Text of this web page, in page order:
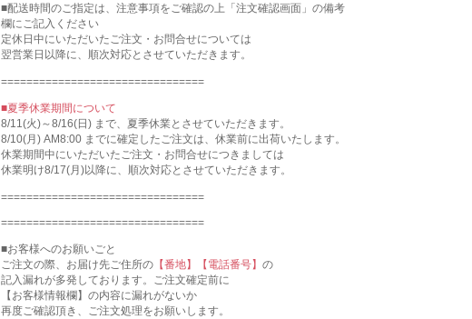
■配送時間のご指定は、注意事項をご確認の上「注文確認画面」の備考
欄にご記入ください
定休日中にいただいたご注文・お問合せについては
翌営業日以降に、順次対応とさせていただきます。
================================
■夏季休業期間について
8/11(火)～8/16(日) まで、夏季休業とさせていただきます。
8/10(月) AM8:00 までに確定したご注文は、休業前に出荷いたします。
休業期間中にいただいたご注文・お問合せにつきましては
休業明け8/17(月)以降に、順次対応とさせていただきます。
================================
================================
■お客様へのお願いごと
ご注文の際、お届け先ご住所の 【番地】【電話番号】 の
記入漏れが多発しております。ご注文確定前に
【お客様情報欄】の内容に漏れがないか
再度ご確認頂き、ご注文処理をお願いします。